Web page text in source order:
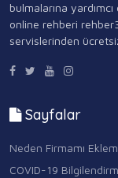
bulmalarına
online rehberi
servislerinden
Sayfalar
Neden Firmamı
COVID-19